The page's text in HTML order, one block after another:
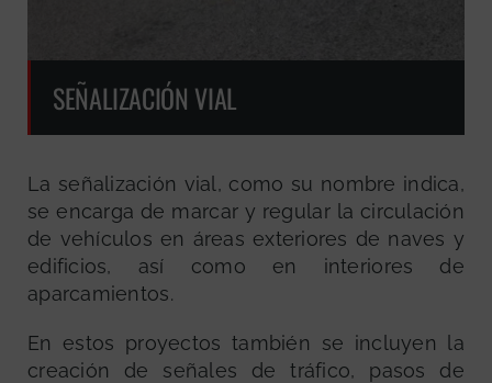
SEÑALIZACIÓN VIAL
La señalización vial, como su nombre indica,
se encarga de marcar y regular la circulación
de vehículos en áreas exteriores de naves y
edificios, así como en interiores de
aparcamientos.
En estos proyectos también se incluyen la
creación de señales de tráfico, pasos de